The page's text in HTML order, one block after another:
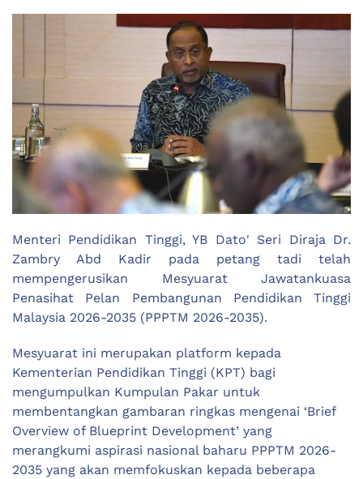
Menteri Pendidikan Tinggi, YB Dato' Seri Diraja Dr.
Zambry Abd Kadir pada petang tadi telah
mempengerusikan Mesyuarat Jawatankuasa
Penasihat Pelan Pembangunan Pendidikan Tinggi
Malaysia 2026-2035 (PPPTM 2026-2035).
Mesyuarat ini merupakan platform kepada
Kementerian Pendidikan Tinggi (KPT) bagi
mengumpulkan Kumpulan Pakar untuk
membentangkan gambaran ringkas mengenai ‘Brief
Overview of Blueprint Development’ yang
merangkumi aspirasi nasional baharu PPPTM 2026-
2035 yang akan memfokuskan kepada beberapa